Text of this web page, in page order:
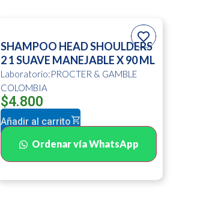
SHAMPOO HEAD SHOULDERS
2 1 SUAVE MANEJABLE X 90 ML
Laboratorio:PROCTER & GAMBLE
COLOMBIA
$4.800
Añadir al carrito
Ordenar vía WhatsApp